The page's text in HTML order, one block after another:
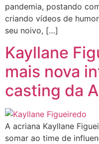
pandemia, postando
criando vídeos de
seu noivo, […]
Kayllane
mais nova
casting da
A acriana Kayllane
somar ao time de